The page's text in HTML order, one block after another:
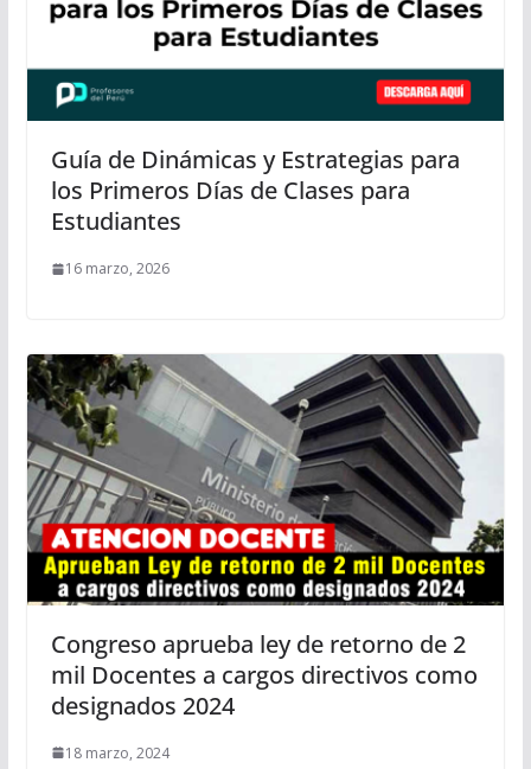
Guía de Dinámicas y Estrategias para
los Primeros Días de Clases para
Estudiantes
16 marzo, 2026
Congreso aprueba ley de retorno de 2
mil Docentes a cargos directivos como
designados 2024
18 marzo, 2024